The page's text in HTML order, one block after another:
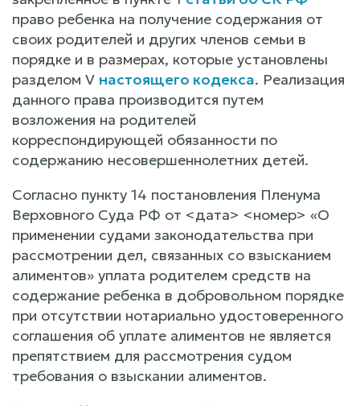
право ребенка на получение содержания от
своих родителей и других членов семьи в
порядке и в размерах, которые установлены
разделом V настоящего кодекса. Реализация
данного права производится путем
возложения на родителей
корреспондирующей обязанности по
содержанию несовершеннолетних детей.
Согласно пункту 14 постановления Пленума
Верховного Суда РФ от <дата> <номер> «О
применении судами законодательства при
рассмотрении дел, связанных со взысканием
алиментов» уплата родителем средств на
содержание ребенка в добровольном порядке
при отсутствии нотариально удостоверенного
соглашения об уплате алиментов не является
препятствием для рассмотрения судом
требования о взыскании алиментов.